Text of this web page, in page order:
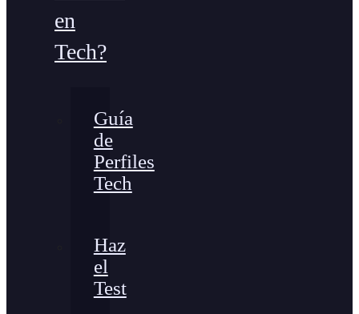
en
Tech?
Guía
de
Perfiles
Tech
Haz
el
Test